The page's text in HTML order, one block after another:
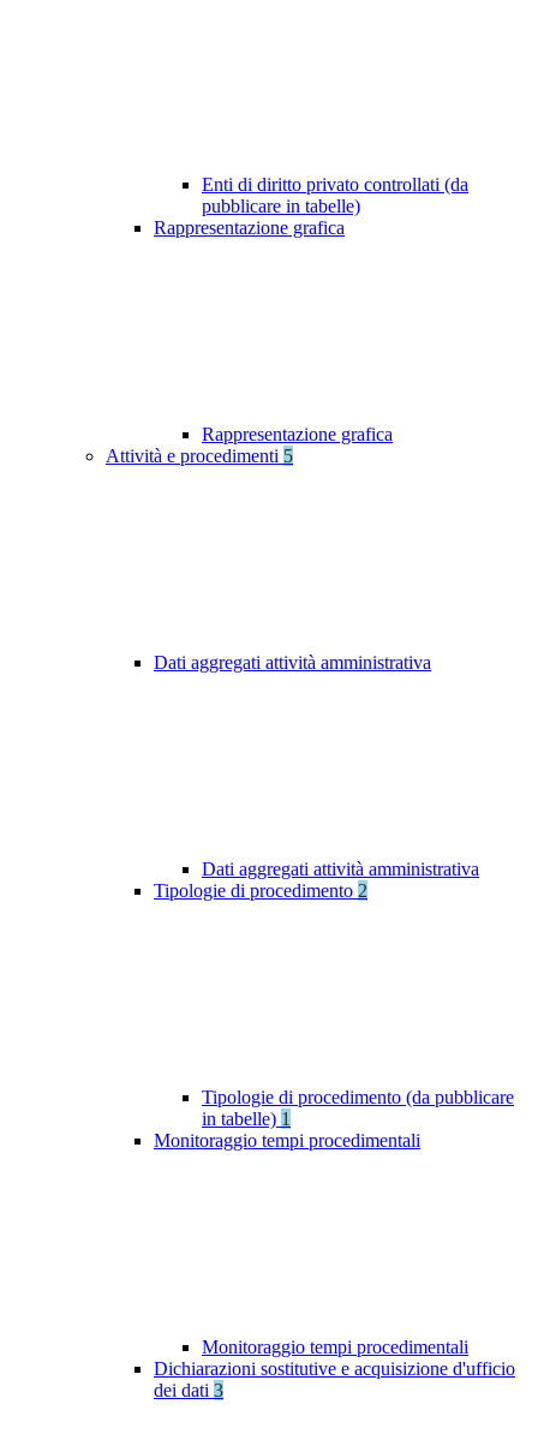
Enti di diritto privato controllati (da
pubblicare in tabelle)
Rappresentazione grafica
Rappresentazione grafica
Attività e procedimenti 5
Dati aggregati attività amministrativa
Dati aggregati attività amministrativa
Tipologie di procedimento 2
Tipologie di procedimento (da pubblicare
in tabelle) 1
Monitoraggio tempi procedimentali
Monitoraggio tempi procedimentali
Dichiarazioni sostitutive e acquisizione d'ufficio
dei dati 3